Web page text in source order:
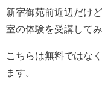
新宿御苑前近辺だけ
室の体験を受講してみ
こちらは無料ではな
ます。